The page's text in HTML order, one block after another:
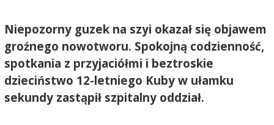
Niepozorny guzek na szyi okazał się objawem
groźnego nowotworu. Spokojną codzienność,
spotkania z przyjaciółmi i beztroskie
dzieciństwo 12-letniego Kuby w ułamku
sekundy zastąpił szpitalny oddział.